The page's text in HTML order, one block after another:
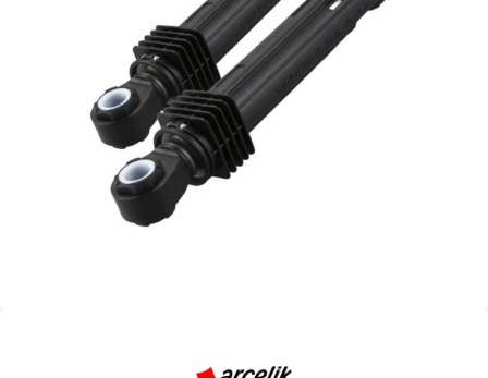
Fan
Fırın, Ocak ve Aspiratör
Kireç Önleme Ve Temizlik
Klima
Musluk